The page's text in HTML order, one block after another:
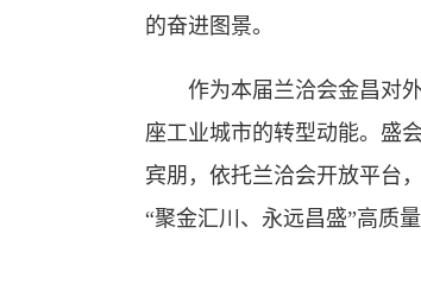
的奋进图景。
作为本届兰洽会金昌对外
座工业城市的转型动能。盛
宾朋，依托兰洽会开放平台
“聚金汇川、永远昌盛”高质